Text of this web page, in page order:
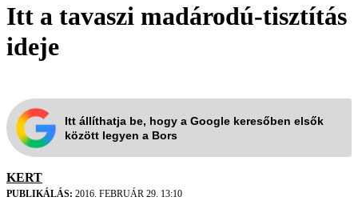
Itt a tavaszi madárodú-tisztítás
ideje
Itt állíthatja be, hogy a Google keresőben elsők
között legyen a Bors
KERT
PUBLIKÁLÁS: 2016. FEBRUÁR 29. 13:10